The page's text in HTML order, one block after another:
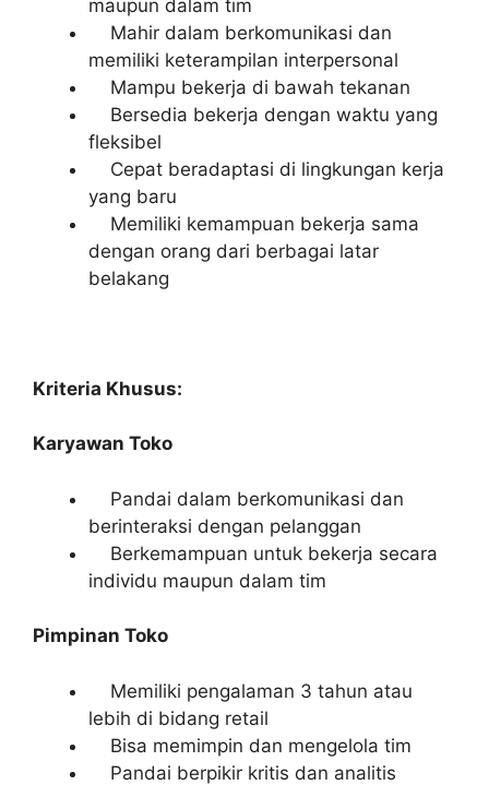
maupun dalam tim
Mahir dalam berkomunikasi dan
memiliki keterampilan interpersonal
Mampu bekerja di bawah tekanan
Bersedia bekerja dengan waktu yang
fleksibel
Cepat beradaptasi di lingkungan kerja
yang baru
Memiliki kemampuan bekerja sama
dengan orang dari berbagai latar
belakang
Kriteria Khusus:
Karyawan Toko
Pandai dalam berkomunikasi dan
berinteraksi dengan pelanggan
Berkemampuan untuk bekerja secara
individu maupun dalam tim
Pimpinan Toko
Memiliki pengalaman 3 tahun atau
lebih di bidang retail
Bisa memimpin dan mengelola tim
Pandai berpikir kritis dan analitis